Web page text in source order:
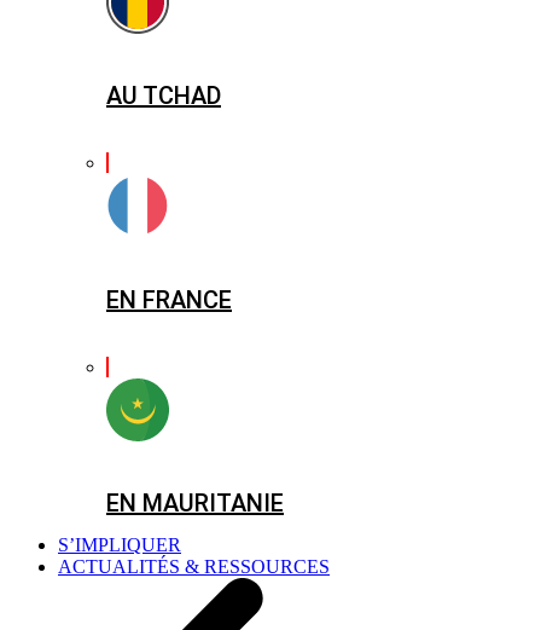
AU TCHAD
EN FRANCE
EN MAURITANIE
S’IMPLIQUER
ACTUALITÉS & RESSOURCES